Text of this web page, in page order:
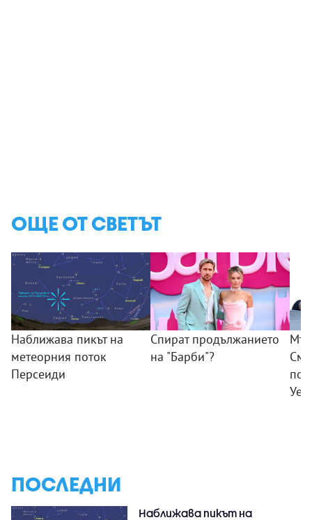
ОЩЕ ОТ СВЕТЪТ
Наближава пикът на
метеорния поток
Персеиди
Спират продължанието
на "Барби"?
ПОСЛЕДНИ
Наближава пикът на